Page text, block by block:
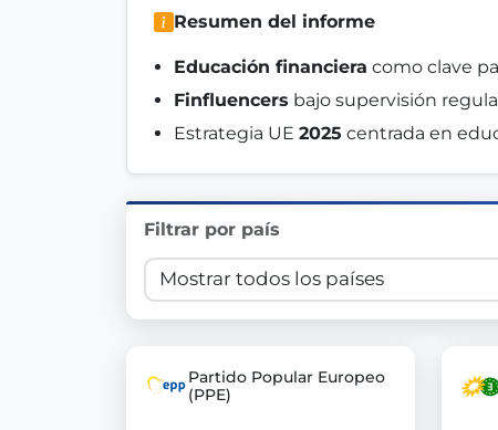
Innovation in Transparency
, one of Germany's
Get Involved
Become a member:Join us to advance digital
Volunteer:Contribute your skills in technology,
Support democracy:Help us strengthen
Resumen del informe
Educación financiera como clave
Finfluencers bajo supervisión
Estrategia UE 2025 centrada en
Filtrar por país
Partido Popular Europeo
(PPE)